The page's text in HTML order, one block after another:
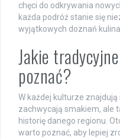
chęci do odkrywania
każda podróż stanie się
wyjątkowych doznań
Jakie
poznać?
W każdej kulturze
zachwycają smakiem, ale
historię danego regionu.
warto poznać, aby lepiej